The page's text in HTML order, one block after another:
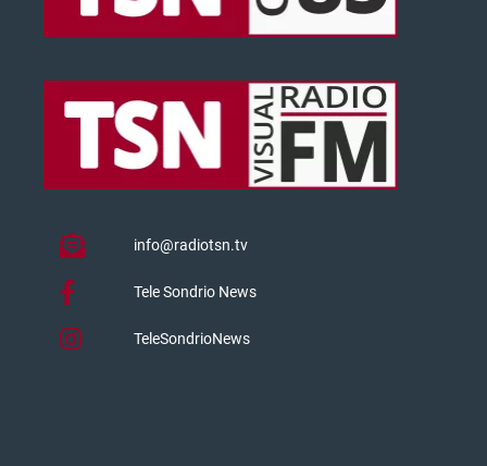
info@radiotsn.tv
Tele Sondrio News
TeleSondrioNews